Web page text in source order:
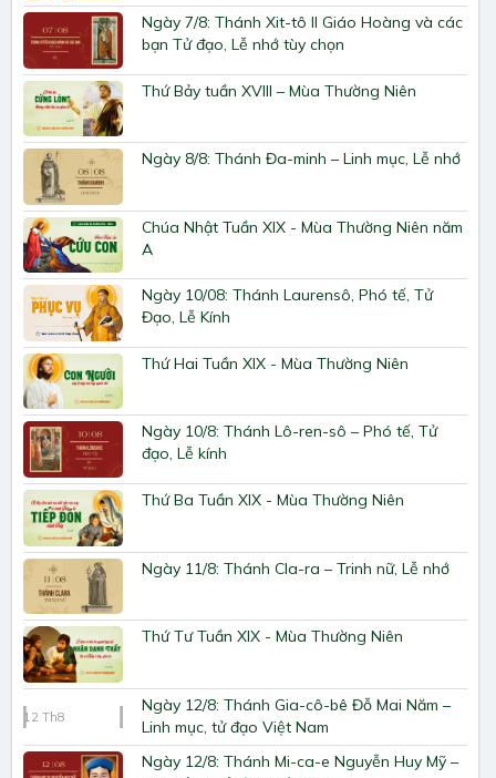
Ngày 7/8: Thánh Xit-tô II Giáo Hoàng và các
bạn Tử đạo, Lễ nhớ tùy chọn
Thứ Bảy tuần XVIII – Mùa Thường Niên
Ngày 8/8: Thánh Đa-minh – Linh mục, Lễ nhớ
Chúa Nhật Tuần XIX - Mùa Thường Niên năm
A
Ngày 10/08: Thánh Laurensô, Phó tế, Tử
Đạo, Lễ Kính
Thứ Hai Tuần XIX - Mùa Thường Niên
Ngày 10/8: Thánh Lô-ren-sô – Phó tế, Tử
đạo, Lễ kính
Thứ Ba Tuần XIX - Mùa Thường Niên
Ngày 11/8: Thánh Cla-ra – Trinh nữ, Lễ nhớ
Thứ Tư Tuần XIX - Mùa Thường Niên
12 Th8
Ngày 12/8: Thánh Gia-cô-bê Đỗ Mai Năm –
Linh mục, tử đạo Việt Nam
Ngày 12/8: Thánh Mi-ca-e Nguyễn Huy Mỹ –